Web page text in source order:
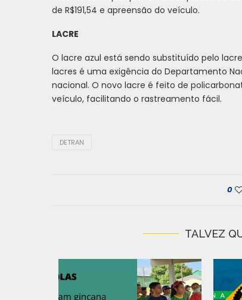
de R$191,54 e apreensão do veículo.
LACRE
O lacre azul está sendo substituído pelo
lacres é uma exigência do Departamento
nacional. O novo lacre é feito de
veículo, facilitando o rastreamento fácil.
DETRAN
0
TALVEZ